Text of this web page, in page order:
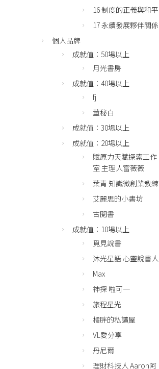
16 制度的正義與和平
17 永續發展夥伴關係
個人品牌
成就值：50場以上
月光書房
成就值：40場以上
fj
董秘白
成就值：30場以上
成就值：20場以上
賦原力天賦探索工作
室 主理人富薇薇
葉青 知識微創業教練
艾麗思的小書坊
古閱書
成就值：10場以上
覓見說書
沐光星語 心靈說書人
Max
神探 啦可一
旅程星光
橘胖的私讀屋
VL愛分享
丹尼爾
理財科技人 Aaron阿